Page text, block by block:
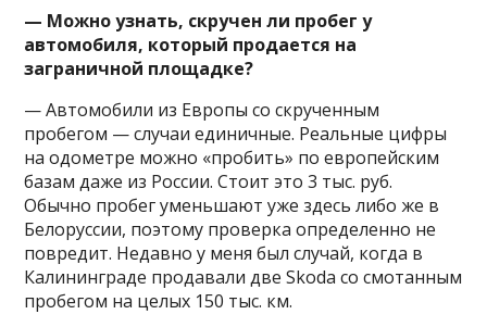
— Можно узнать, скручен ли пробег у
автомобиля, который продается на
заграничной площадке?
— Автомобили из Европы со скрученным
пробегом — случаи единичные. Реальные цифры
на одометре можно «пробить» по европейским
базам даже из России. Стоит это 3 тыс. руб.
Обычно пробег уменьшают уже здесь либо же в
Белоруссии, поэтому проверка определенно не
повредит. Недавно у меня был случай, когда в
Калининграде продавали две Skoda со смотанным
пробегом на целых 150 тыс. км.